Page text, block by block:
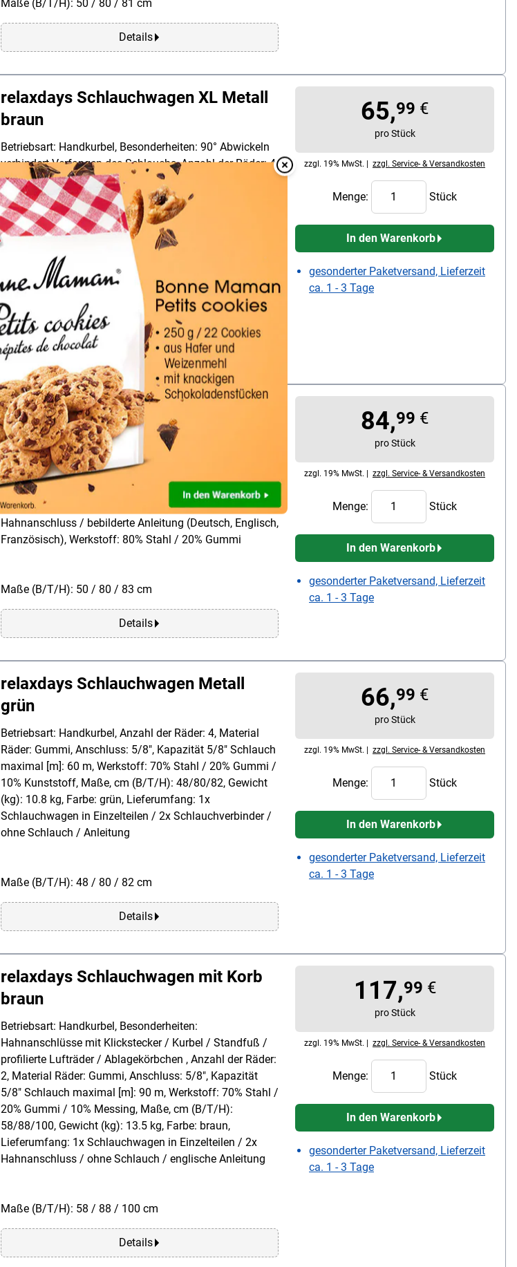
Overlay Schließen
Maße (B/T/H): 50 / 80 / 81 cm
Details
relaxdays Schlauchwagen XL Metall
braun
Betriebsart: Handkurbel, Besonderheiten: 90° Abwickeln
verhindert Verfangen des Schlauchs, Anzahl der Räder: 4,
Material Räder: Gummi, Anschluss: 5/8", Kapazität 5/8"
Schlauch maximal [m]: 60 m, Werkstoff: 70% Stahl / 20%
Gummi / 10% Kunststoff, Maße, cm (B/T/H): 47/70/47,
Gewicht (kg): 10.8 kg, Farbe: braun, Lieferumfang: 1x
Schlauchwagen in Einzelteilen / englische Anleitung /
kein Werkzeug
Maße (B/T/H): 47 / 70 / 47 cm
Details
65,99 €
pro Stück
zzgl. 19% MwSt. | zzgl. Service- & Versandkosten
Menge: Stück
In den Warenkorb
gesonderter Paketversand, Lieferzeit
ca. 1 - 3 Tage
relaxdays Schlauchwagen 4 Räder
Vollgummi bis 60 Meter Schlauch
Besonderheiten: unplattbare Räder aus Vollgummi (gelb),
Anzahl der Räder: 4, Material Räder: Vollgummi, Gewicht
(kg): 10.1 kg, Kapazität 5/8" Schlauch maximal [m]: 60
m, Lieferumfang: 1 Gartenschlauchwagen / 2x
Hahnanschluss / bebilderte Anleitung (Deutsch, Englisch,
Französisch), Werkstoff: 80% Stahl / 20% Gummi
Maße (B/T/H): 50 / 80 / 83 cm
Details
84,99 €
pro Stück
zzgl. 19% MwSt. | zzgl. Service- & Versandkosten
Menge: Stück
In den Warenkorb
gesonderter Paketversand, Lieferzeit
ca. 1 - 3 Tage
relaxdays Schlauchwagen Metall
grün
Betriebsart: Handkurbel, Anzahl der Räder: 4, Material
Räder: Gummi, Anschluss: 5/8", Kapazität 5/8" Schlauch
maximal [m]: 60 m, Werkstoff: 70% Stahl / 20% Gummi /
10% Kunststoff, Maße, cm (B/T/H): 48/80/82, Gewicht
(kg): 10.8 kg, Farbe: grün, Lieferumfang: 1x
Schlauchwagen in Einzelteilen / 2x Schlauchverbinder /
ohne Schlauch / Anleitung
Maße (B/T/H): 48 / 80 / 82 cm
Details
66,99 €
pro Stück
zzgl. 19% MwSt. | zzgl. Service- & Versandkosten
Menge: Stück
In den Warenkorb
gesonderter Paketversand, Lieferzeit
ca. 1 - 3 Tage
relaxdays Schlauchwagen mit Korb
braun
Betriebsart: Handkurbel, Besonderheiten:
Hahnanschlüsse mit Klickstecker / Kurbel / Standfuß /
profilierte Lufträder / Ablagekörbchen , Anzahl der Räder:
2, Material Räder: Gummi, Anschluss: 5/8", Kapazität
5/8" Schlauch maximal [m]: 90 m, Werkstoff: 70% Stahl /
20% Gummi / 10% Messing, Maße, cm (B/T/H):
58/88/100, Gewicht (kg): 13.5 kg, Farbe: braun,
Lieferumfang: 1x Schlauchwagen in Einzelteilen / 2x
Hahnanschluss / ohne Schlauch / englische Anleitung
Maße (B/T/H): 58 / 88 / 100 cm
Details
117,99 €
pro Stück
zzgl. 19% MwSt. | zzgl. Service- & Versandkosten
Menge: Stück
In den Warenkorb
gesonderter Paketversand, Lieferzeit
ca. 1 - 3 Tage